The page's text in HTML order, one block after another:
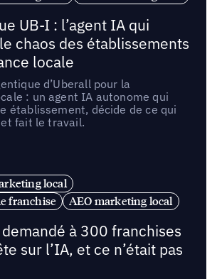
UB-I : l’agent IA qui
chaos des établissements
locale
d’Uberall pour la
: un agent IA autonome qui
établissement, décide de ce qui
fait le travail.
local
franchise
AEO marketing local
demandé à 300 franchises
sur l’IA, et ce n’était pas